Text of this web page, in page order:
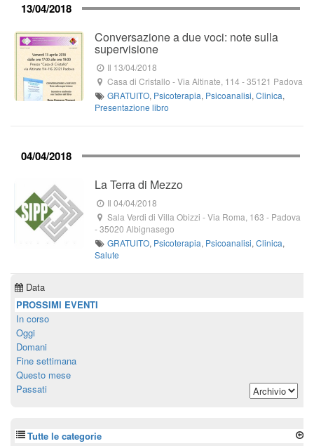
13/04/2018
Conversazione a due voci: note sulla
supervisione
Il 13/04/2018
Casa di Cristallo-Via Altinate, 114 -35121 Padova
GRATUITO, Psicoterapia, Psicoanalisi,Clinica,
Presentazione libro
04/04/2018
La Terra di Mezzo
Il 04/04/2018
Sala Verdi di Villa Obizzi -Via Roma, 163 - Padova
-35020 Albignasego
GRATUITO, Psicoterapia, Psicoanalisi,Clinica,
Salute
Data
PROSSIMI EVENTI
In corso
Oggi
Domani
Fine settimana
Questo mese
Passati
Tutte le categorie